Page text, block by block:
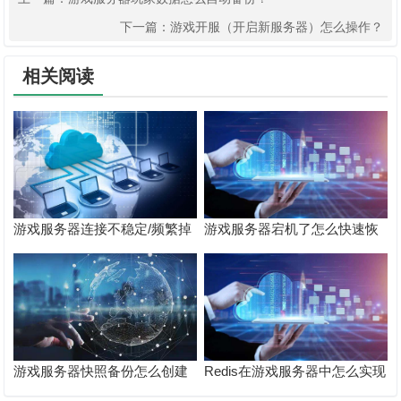
下一篇： 游戏开服（开启新服务器）怎么操作？
相关阅读
游戏服务器连接不稳定/频繁掉
线怎么排查？
游戏服务器宕机了怎么快速恢
复？
游戏服务器快照备份怎么创建
Redis在游戏服务器中怎么实现